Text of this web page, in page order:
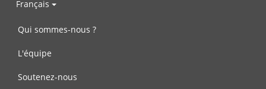
Français
Qui sommes-nous ?
L'équipe
Soutenez-nous